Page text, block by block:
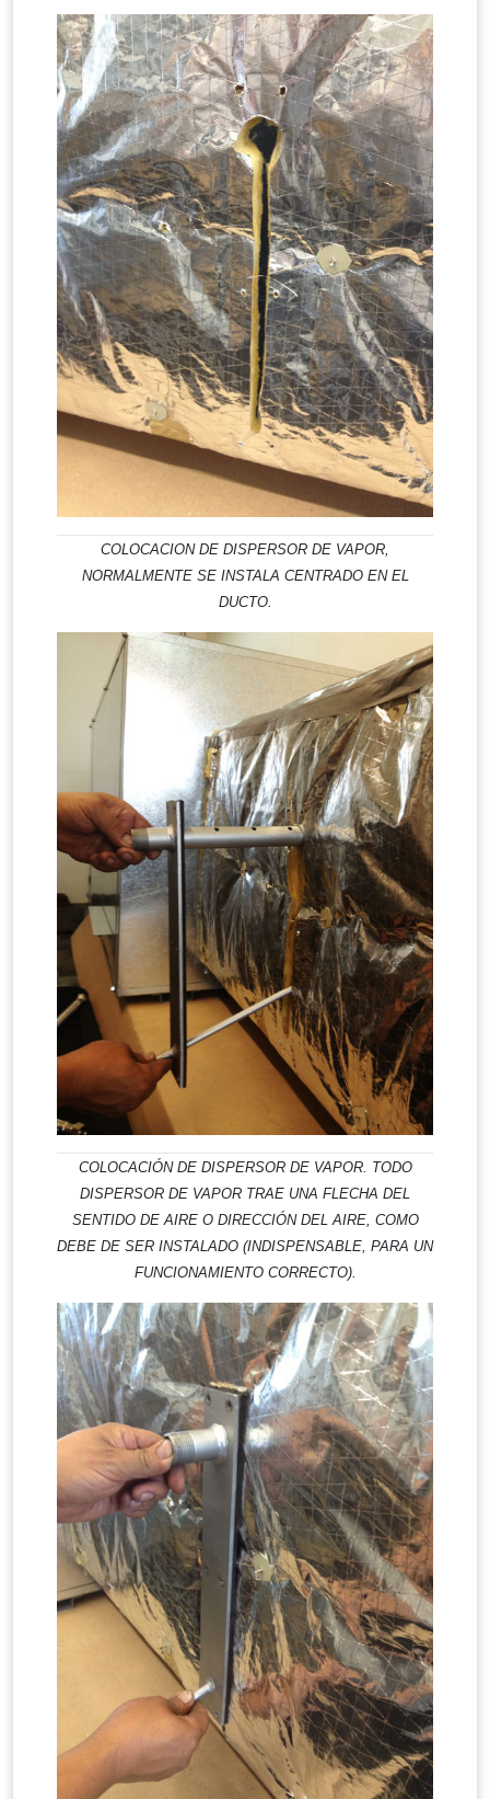
COLOCACION DE DISPERSOR DE VAPOR,
NORMALMENTE SE INSTALA CENTRADO EN EL
DUCTO.
COLOCACIÓN DE DISPERSOR DE VAPOR. TODO
DISPERSOR DE VAPOR TRAE UNA FLECHA DEL
SENTIDO DE AIRE O DIRECCIÓN DEL AIRE, COMO
DEBE DE SER INSTALADO (INDISPENSABLE, PARA UN
FUNCIONAMIENTO CORRECTO).